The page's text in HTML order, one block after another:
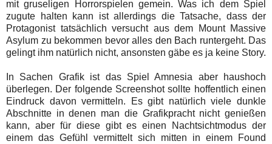
mit gruseligen Horrorspielen gemein. Was ich dem Spiel
zugute halten kann ist allerdings die Tatsache, dass der
Protagonist tatsächlich versucht aus dem Mount Massive
Asylum zu bekommen bevor alles den Bach runtergeht. Das
gelingt ihm natürlich nicht, ansonsten gäbe es ja keine Story.
In Sachen Grafik ist das Spiel Amnesia aber haushoch
überlegen. Der folgende Screenshot sollte hoffentlich einen
Eindruck davon vermitteln. Es gibt natürlich viele dunkle
Abschnitte in denen man die Grafikpracht nicht genießen
kann, aber für diese gibt es einen Nachtsichtmodus der
einem das Gefühl vermittelt sich mitten in einem Found